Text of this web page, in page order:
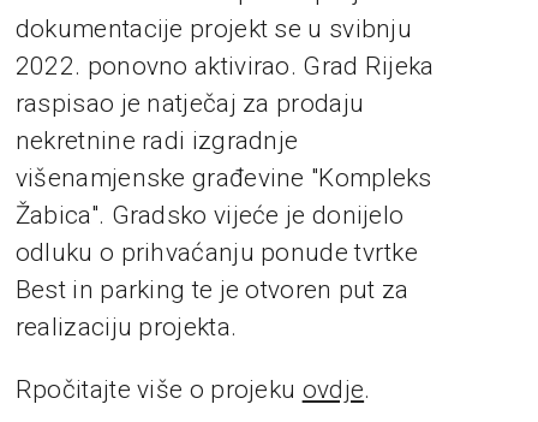
dokumentacije projekt se u svibnju
2022. ponovno aktivirao. Grad Rijeka
raspisao je natječaj za prodaju
nekretnine radi izgradnje
višenamjenske građevine "Kompleks
Žabica". Gradsko vijeće je donijelo
odluku o prihvaćanju ponude tvrtke
Best in parking te je otvoren put za
realizaciju projekta.
Rpočitajte više o projeku ovdje.